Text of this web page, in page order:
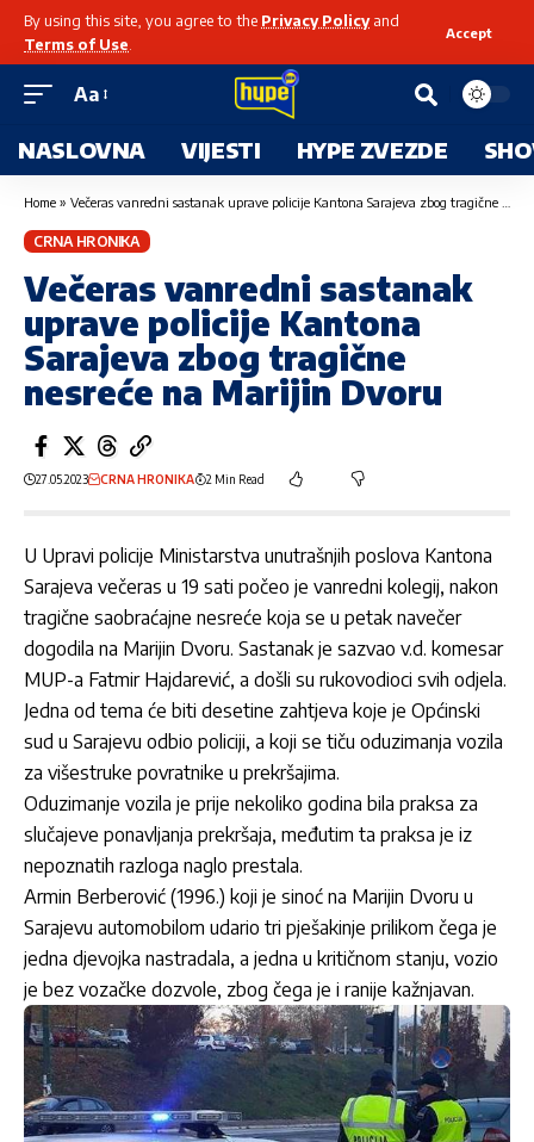
By using this site, you agree to the Privacy Policyand
Terms of Use
Accept
Aa
NASLOVNA VIJESTI HYPE ZVEZDE
Home » Večeras vanredni sastanak uprave policije Kantona Sarajeva zbog tragične nesreće na Marijin Dvoru
CRNA HRONIKA
Večeras vanredni sastanak
uprave policije Kantona
Sarajeva zbog tragične
nesreće na Marijin Dvoru
27.05.2023 CRNA HRONIKA 2 Min Read
U Upravi policije Ministarstva unutrašnjih poslova Kantona
Sarajeva večeras u 19 sati počeo je vanredni kolegij, nakon
tragične saobraćajne nesreće koja se u petak navečer
dogodila na Marijin Dvoru. Sastanak je sazvao v.d. komesar
MUP-a Fatmir Hajdarević, a došli su rukovodioci svih odjela.
Jedna od tema će biti desetine zahtjeva koje je Općinski
sud u Sarajevu odbio policiji, a koji se tiču oduzimanja vozila
za višestruke povratnike u prekršajima.
Oduzimanje vozila je prije nekoliko godina bila praksa za
slučajeve ponavljanja prekršaja, međutim ta praksa je iz
nepoznatih razloga naglo prestala.
Armin Berberović (1996.) koji je sinoć na Marijin Dvoru u
Sarajevu automobilom udario tri pješakinje prilikom čega je
jedna djevojka nastradala, a jedna u kritičnom stanju, vozio
je bez vozačke dozvole, zbog čega je i ranije kažnjavan.